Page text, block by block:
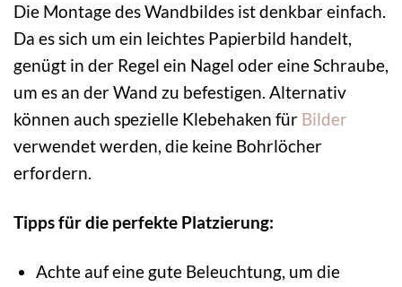
Die Montage des Wandbildes ist denkbar einfach.
Da es sich um ein leichtes Papierbild handelt,
genügt in der Regel ein Nagel oder eine Schraube,
um es an der Wand zu befestigen. Alternativ
können auch spezielle Klebehaken für Bilder
verwendet werden, die keine Bohrlöcher
erfordern.
Tipps für die perfekte Platzierung:
Achte auf eine gute Beleuchtung, um die